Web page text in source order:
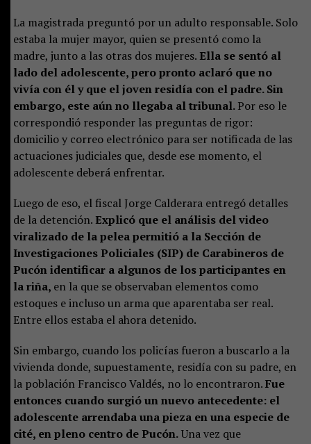
La magistrada preguntó por un adulto responsable. Solo
estaba la mujer mayor, quien se presentó como la
madre, junto a las otras dos mujeres. Ella se sentó al
lado del adolescente, pero pronto aclaró que no
vivía con él y que el joven residía con el padre. Sin
embargo, este aún no llegaba al tribunal.Por eso le
correspondió responder las preguntas de rigor:
domicilio y correo electrónico para ser notificada de las
actuaciones judiciales que, desde ese momento, el
adolescente deberá enfrentar.
Luego de eso, el fiscal Jorge Calderara entregó detalles
de la detención. Explicó que el análisis del video
viralizado de la pelea permitió a la Sección de
Investigaciones Policiales (SIP) de Carabineros de
Pucón identificar a algunos de los participantes en
la riña, en la que se observaban elementos como
estoques e incluso un arma que aparentaba ser real.
Entre ellos estaba el ahora detenido.
Sin embargo, cuando los policías fueron a buscarlo a la
vivienda donde, supuestamente, residía con su padre, en
la población Francisco Valdés, no lo encontraron.Fue
entonces cuando surgió un nuevo antecedente: el
adolescente arrendaba una pieza en una especie de
cité, en pleno centro de Pucón.Una vez que